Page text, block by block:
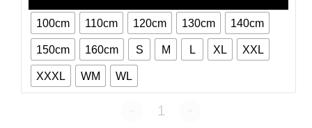
100cm 110cm 120cm 130cm 140cm
150cm 160cm S M L XL XXL
XXXL WM WL
衣番賞-短袖 數量